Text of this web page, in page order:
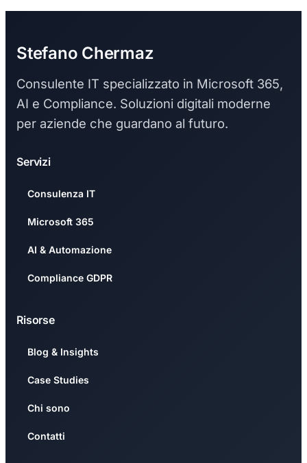
Stefano Chermaz
Consulente IT specializzato in Microsoft 365,
AI e Compliance. Soluzioni digitali moderne
per aziende che guardano al futuro.
Servizi
Consulenza IT
Microsoft 365
AI & Automazione
Compliance GDPR
Risorse
Blog & Insights
Case Studies
Chi sono
Contatti